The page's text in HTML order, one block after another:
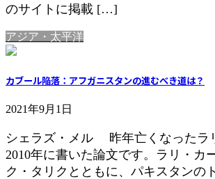
のサイトに掲載 […]
アジア・太平洋
カブール陥落：アフガニスタンの進むべき道は？
2021年9月1日
シェラズ・メル 昨年亡くなったラ
2010年に書いた論文です。ラリ・カ
ク・タリクとともに、パキスタンの